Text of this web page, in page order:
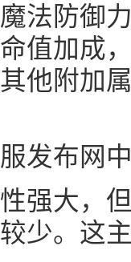
法防御
值加成
他附加
发布网
强大，
少。这